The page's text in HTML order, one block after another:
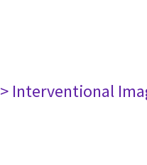
> Interventional